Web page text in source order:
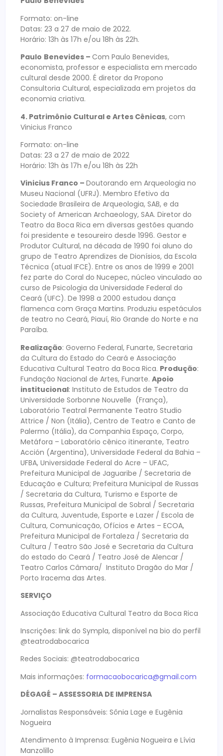
Formato: on-line
Datas: 23 a 27 de maio de 2022.
Horário: 13h às 17h e/ou 18h às 22h.
Paulo Benevides – Com Paulo Benevides,
economista, professor e especialista em mercado
cultural desde 2000. É diretor da Propono
Consultoria Cultural, especializada em projetos da
economia criativa.
4. Patrimônio Cultural e Artes Cênicas, com
Vinicius Franco
Formato: on-line
Datas: 23 a 27 de maio de 2022
Horário: 13h às 17h e/ou 18h às 22h
Vinicius Franco – Doutorando em Arqueologia no
Museu Nacional (UFRJ). Membro Efetivo da
Sociedade Brasileira de Arqueologia, SAB, e da
Society of American Archaeology, SAA. Diretor do
Teatro da Boca Rica em diversas gestões quando
foi presidente e tesoureiro desde 1996. Gestor e
Produtor Cultural, na década de 1990 foi aluno do
grupo de Teatro Aprendizes de Dionísios, da Escola
Técnica (atual IFCE). Entre os anos de 1999 e 2001
fez parte do Coral do Nucepec, núcleo vinculado ao
curso de Psicologia da Universidade Federal do
Ceará (UFC). De 1998 a 2000 estudou dança
flamenca com Graça Martins. Produziu espetáculos
de teatro no Ceará, Piauí, Rio Grande do Norte e na
Paraíba.
Realização: Governo Federal, Funarte, Secretaria
da Cultura do Estado do Ceará e Associação
Educativa Cultural Teatro da Boca Rica. Produção:
Fundação Nacional de Artes, Funarte. Apoio
institucional: Instituto de Estudos de Teatro da
Universidade Sorbonne Nouvelle (França), ​
Laboratório Teatral Permanente Teatro Studio
Attrice / Non (Itália), Centro de Teatro e Canto de
Palermo (Itália), da Companhia Espaço, Corpo,
Metáfora – Laboratório cênico itinerante, Teatro
Acción (Argentina), Universidade Federal da Bahia –
UFBA, Universidade Federal do Acre – UFAC,
Prefeitura Municipal de Jaguaribe / Secretaria de
Educação e Cultura; Prefeitura Municipal de Russas
/ Secretaria da Cultura, Turismo e Esporte de
Russas, Prefeitura Municipal de Sobral / Secretaria
da Cultura, Juventude, Esporte e Lazer / Escola de
Cultura, Comunicação, Ofícios e Artes – ECOA,
Prefeitura Municipal de Fortaleza / Secretaria da
Cultura / Teatro São José e Secretaria da Cultura
do estado do Ceará / Teatro José de Alencar /
Teatro Carlos Câmara/ Instituto Dragão do Mar /
Porto Iracema das Artes.
SERVIÇO
Associação Educativa Cultural Teatro da Boca Rica
Inscrições: link do Sympla, disponível na bio do perfil
@teatrodabocarica
Redes Sociais: @teatrodabocarica
Mais informações: formacaobocarica@gmail.com
DÉGAGÉ – ASSESSORIA DE IMPRENSA
Jornalistas Responsáveis: Sônia Lage e Eugênia
Nogueira
Atendimento à Imprensa: Eugênia Nogueira e Lívia
Manzolillo